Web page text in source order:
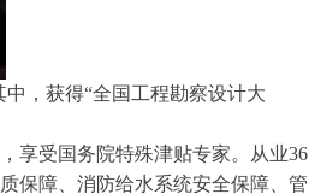
，获得“全国工程勘察设计大
享受国务院特殊津贴专家。从业36
保障、消防给水系统安全保障、管